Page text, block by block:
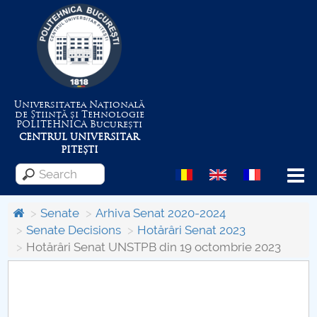
Universitatea Națională
de Știință și Tehnologie
POLITEHNICABucurești
CENTRUL UNIVERSITAR
PITEȘTI
Menu
About the University
Senate
Arhiva Senat 2020-2024
Senate Decisions
Hotărâri Senat 2023
Hotărâri Senat UNSTPB din 19 octombrie 2023